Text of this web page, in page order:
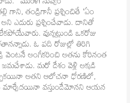
గాని, తండ్రిగానీ ప్రశ్నించితే ‘ఏం
ఎదురు ప్రశ్నించేవాడు. దానితో
వున్నట్లుండి ఒకరోజు
ఓ పది రోజుల్లో తిరిగి
వెంటనే అంగీకరించి అతను కోరినంత
మరో దేశం వెళ్లి అక్కడి
అతని ఆలోచనా ధోరణిలో,
మార్పేదయినా వస్తుందేమోనని ఆయన